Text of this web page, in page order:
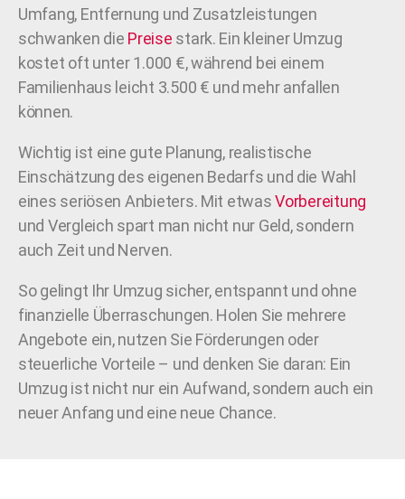
Umfang, Entfernung und Zusatzleistungen
schwanken die Preise stark. Ein kleiner Umzug
kostet oft unter 1.000 €, während bei einem
Familienhaus leicht 3.500 € und mehr anfallen
können.
Wichtig ist eine gute Planung, realistische
Einschätzung des eigenen Bedarfs und die Wahl
eines seriösen Anbieters. Mit etwasVorbereitung
und Vergleich spart man nicht nur Geld, sondern
auch Zeit und Nerven.
So gelingt Ihr Umzug sicher, entspannt und ohne
finanzielle Überraschungen. Holen Sie mehrere
Angebote ein, nutzen Sie Förderungen oder
steuerliche Vorteile – und denken Sie daran: Ein
Umzug ist nicht nur ein Aufwand, sondern auch ein
neuer Anfang und eine neue Chance.